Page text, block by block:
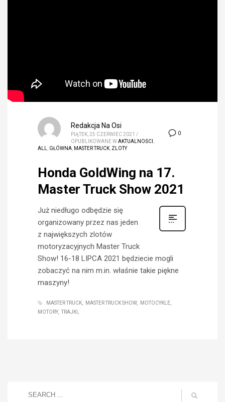
0
Redakcja Na Osi
PIĄTEK, 25 CZERWIEC 2021 /
OPUBLIKOWANE WAKTUALNOŚCI
ALL
GŁÓWNA MASTER TRUCK ZLOTY
Honda GoldWing na 17.
Master Truck Show 2021
Już niedługo odbędzie się
organizowany przez nas jeden
z największych zlotów
motoryzacyjnych Master Truck
Show! 16-18 LIPCA 2021 będziecie mogli
zobaczyć na nim m.in. właśnie takie piękne
maszyny!
MASTER TRUCK MASTER TRUCK SHOW
MOTOCYKLE
MOTORY
TRAJKI